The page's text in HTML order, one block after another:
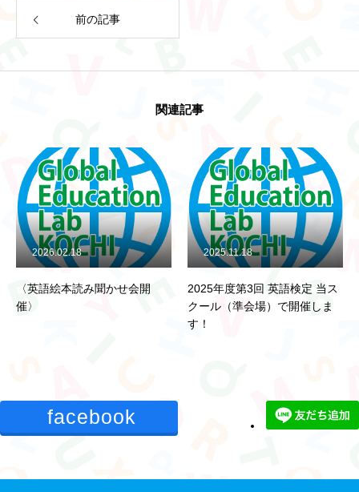
トップ
フォトギャラリー
先生のご紹介
法人情報
お問い合わせ
前の記事
関連記事
絵本読み聞かせ会開
2025年度第3回 英語検定 当ス
クール（準会場）で開催しま
2025.11.18
7月から
します！
facebook